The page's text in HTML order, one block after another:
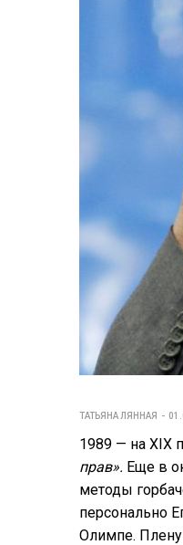
ТАТЬЯНА ЛЯННАЯ
1989 — на XIX
прав». Еще в
методы
персонально
Олимпе.